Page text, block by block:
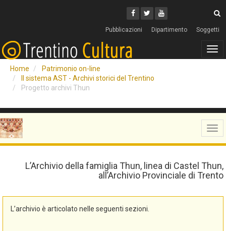
Facebook
Twitter
Youtube
Pubblicazioni Dipartimento Soggetti
Home
Patrimonio on-line
Il sistema AST - Archivi storici del Trentino
Progetto archivi Thun
L’Archivio della famiglia Thun, linea di Castel Thun,
all’Archivio Provinciale di Trento
L’archivio è articolato nelle seguenti sezioni.